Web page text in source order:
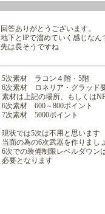
回答ありがとうございます。
地下とIPで溜めていく感じなん
先は長そうですね
5次素材 ラコン４階・5階
6次素材 ロネリア・グラッド
素材は上記の場所、もしくは
6次素材 600～800ポイント
7次素材 5000ポイント
現状では5次は不用と思います
当面の為の6次武器を作りまし
6次での装備制限レベルダウン
必要となります